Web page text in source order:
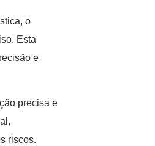
o
Esta
e
precisa e
riscos.